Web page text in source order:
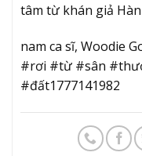
tâm từ khán giả Hàn
nam ca sĩ, Woodie
#rơi #từ #sân
#đất1777141982